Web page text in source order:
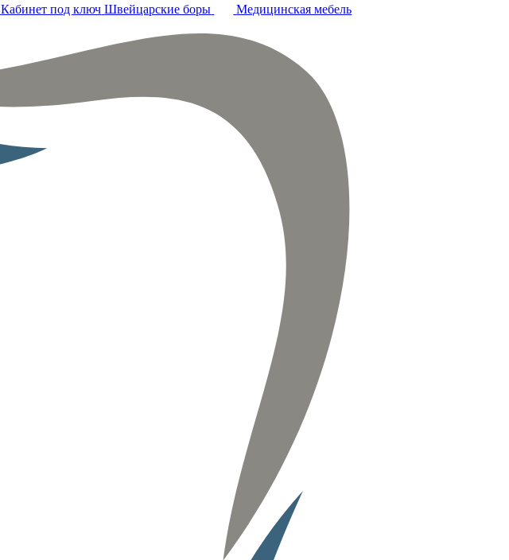
Кабинет под ключ Швейцарские боры Медицинская мебель